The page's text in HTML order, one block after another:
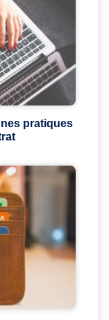
pratiques